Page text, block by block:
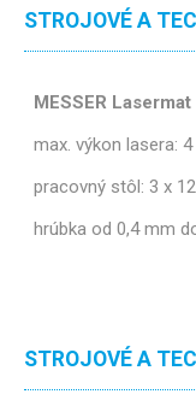
STROJOVÉ A
MESSER Lasermat
max. výkon lasera:
pracovný stôl: 3 x
hrúbka od 0,4 mm
STROJOVÉ A